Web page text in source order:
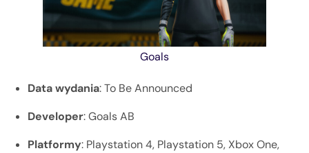
Goals
Data wydania: To Be Announced
Developer: Goals AB
Platformy: Playstation 4, Playstation 5, Xbox One,